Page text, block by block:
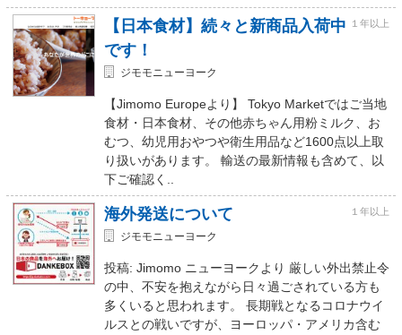
【日本食材】続々と新商品入荷中
です！
１年以上
ジモモニューヨーク
【Jimomo Europeより】 Tokyo Marketではご当地
食材・日本食材、その他赤ちゃん用粉ミルク、お
むつ、幼児用おやつや衛生用品など1600点以上取
り扱いがあります。 輸送の最新情報も含めて、以
下ご確認く..
海外発送について １年以上
ジモモニューヨーク
投稿: Jimomo ニューヨークより 厳しい外出禁止令
の中、不安を抱えながら日々過ごされている方も
多くいると思われます。 長期戦となるコロナウイ
ルスとの戦いですが、ヨーロッパ・アメリカ含む